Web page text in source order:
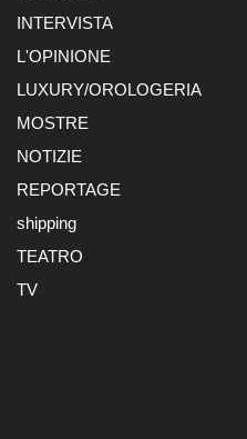
INTERVISTA
L'OPINIONE
LUXURY/OROLOGERIA
MOSTRE
NOTIZIE
REPORTAGE
shipping
TEATRO
TV